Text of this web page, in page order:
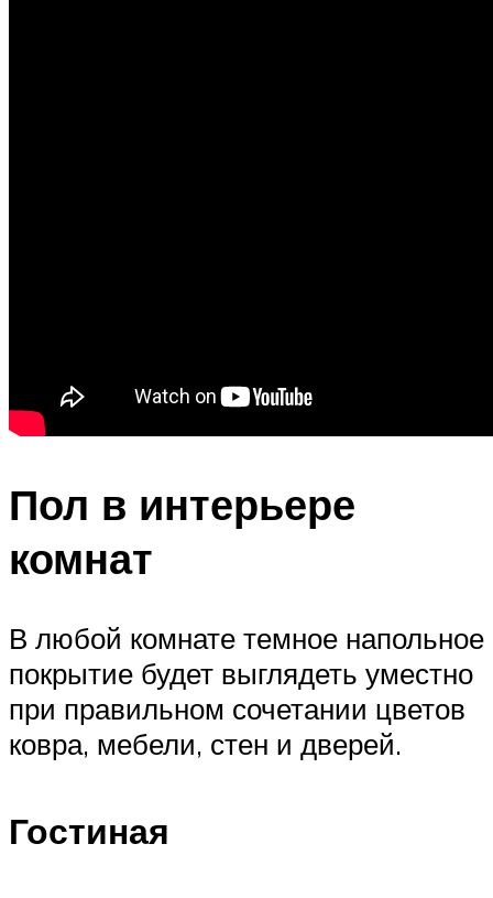
Пол в интерьере
комнат
В любой комнате темное напольное
покрытие будет выглядеть уместно
при правильном сочетании цветов
ковра, мебели, стен и дверей.
Гостиная